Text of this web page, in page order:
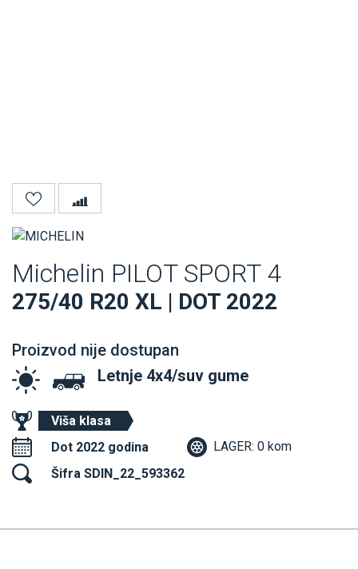
Michelin PILOT SPORT 4
275/40 R20 XL | DOT 2022
Proizvod nije dostupan
Letnje 4x4/suv gume
Viša klasa
Dot 2022 godina
LAGER: 0 kom
Šifra SDIN_22_593362